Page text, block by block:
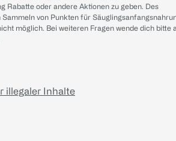
Rabatte oder andere Aktionen zu geben. Des
von Punkten für
möglich. Bei weiteren Fragen wende dich bitte
illegaler Inhalte